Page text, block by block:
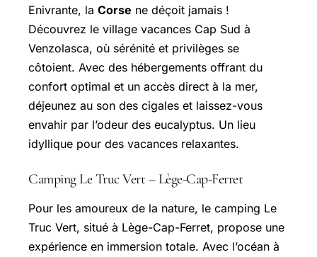
Enivrante, la Corse ne déçoit jamais !
Découvrez le village vacances Cap Sud à
Venzolasca, où sérénité et privilèges se
côtoient. Avec des hébergements offrant du
confort optimal et un accès direct à la mer,
déjeunez au son des cigales et laissez-vous
envahir par l’odeur des eucalyptus. Un lieu
idyllique pour des vacances relaxantes.
Camping Le Truc Vert – Lège-Cap-Ferret
Pour les amoureux de la nature, le camping Le
Truc Vert, situé à Lège-Cap-Ferret, propose une
expérience en immersion totale. Avec l’océan à